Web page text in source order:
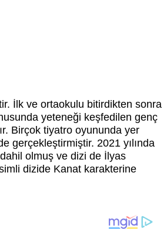
İlk ve ortaokulu bitirdikten sonra
yeteneği keşfedilen genç
Birçok tiyatro oyununda yer
gerçekleştirmiştir. 2021 yılında
olmuş ve dizi de İlyas
dizide Kanat karakterine